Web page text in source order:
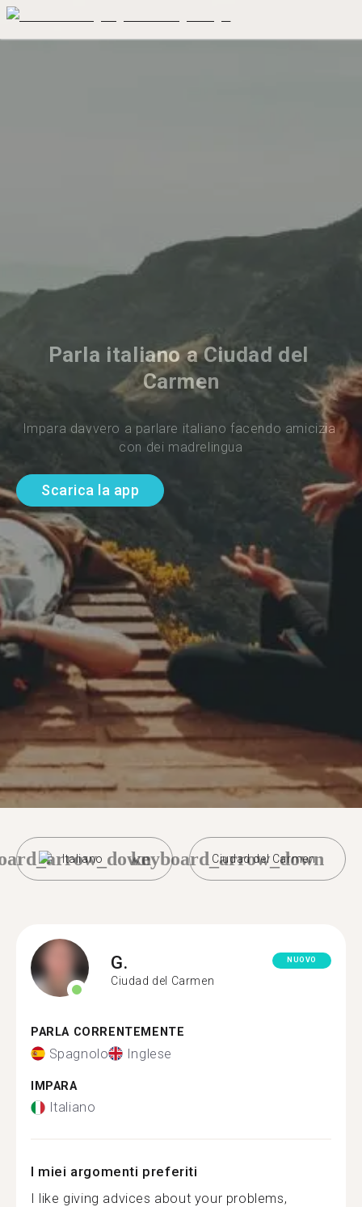
Parla italiano a Ciudad del
Carmen
Impara davvero a parlare italiano facendo amicizia
con dei madrelingua
Scarica la app
Italiano Ciudad del Carmen
keyboard_arrow_down
G.
Ciudad del Carmen
NUOVO
PARLA CORRENTEMENTE
Spagnolo Inglese
IMPARA
Italiano
I miei argomenti preferiti
I like giving advices about your problems,